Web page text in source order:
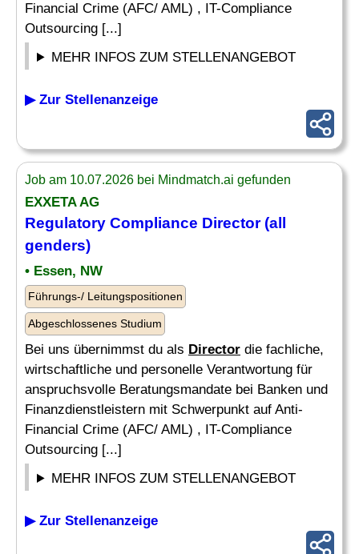
Financial Crime (AFC/ AML) , IT-Compliance
Outsourcing [...]
MEHR INFOS ZUM STELLENANGEBOT
▶ Zur Stellenanzeige
Job am 10.07.2026 bei Mindmatch.ai gefunden
EXXETA AG
Regulatory Compliance Director(all
genders)
• Essen, NW
Führungs-/ Leitungspositionen
Abgeschlossenes Studium
Bei uns übernimmst du als Director die fachliche,
wirtschaftliche und personelle Verantwortung für
anspruchsvolle Beratungsmandate bei Banken und
Finanzdienstleistern mit Schwerpunkt auf Anti-
Financial Crime (AFC/ AML) , IT-Compliance
Outsourcing [...]
MEHR INFOS ZUM STELLENANGEBOT
▶ Zur Stellenanzeige